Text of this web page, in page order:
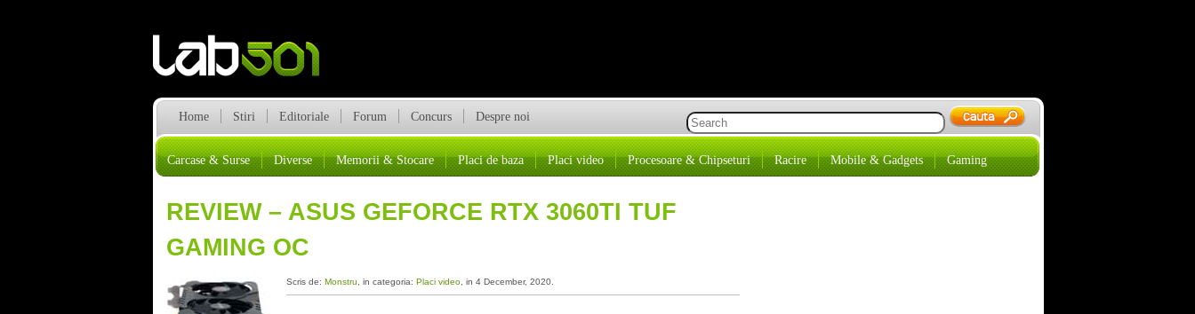
Home Stiri Editoriale Forum Concurs Despre noi
Carcase & Surse Diverse Memorii & Stocare Placi de baza Placi video Procesoare & Chipseturi Racire Mobile & Gadgets Gaming
REVIEW – ASUS GEFORCE RTX 3060TI TUF
GAMING OC
Scris de: Monstru , in categoria: Placi video, in 4 December, 2020.